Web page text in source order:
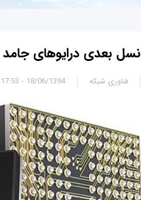
نسل بعدی درایوهای
18/06/1394 - 17:53 فناوری شبکه